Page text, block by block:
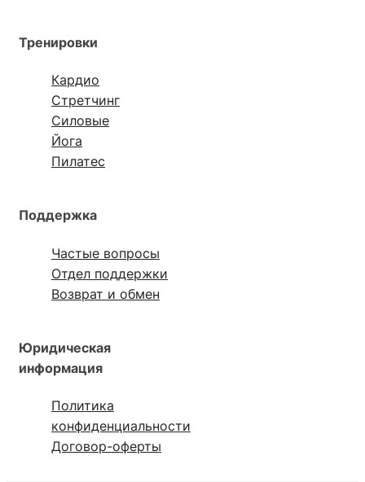
Тренировки
Кардио
Стретчинг
Силовые
Йога
Пилатес
Поддержка
Частые вопросы
Отдел поддержки
Возврат и обмен
Юридическая
информация
Политика
конфиденциальности
Договор-оферты